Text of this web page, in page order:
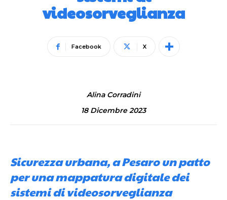
videosorveglianza
Facebook X
Alina Corradini
18 Dicembre 2023
Sicurezza urbana, a Pesaro un patto
per una mappatura digitale dei
sistemi di videosorveglianza